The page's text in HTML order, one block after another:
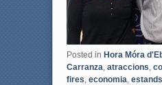
Posted in Hora Móra
Carranza atraccions
fires economia estands